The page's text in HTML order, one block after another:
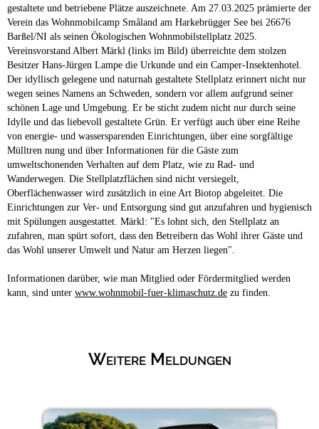
gestaltete und betriebene Plätze auszeichnete. Am 27.03.2025 prämierte der
Verein das Wohnmobilcamp Småland am Harkebrügger See bei 26676
Barßel/NI als seinen Ökologischen Wohnmobilstellplatz 2025.
Vereinsvorstand Albert Märkl (links im Bild) überreichte dem stolzen
Besitzer Hans-Jürgen Lampe die Urkunde und ein Camper-Insektenhotel.
Der idyllisch gelegene und naturnah gestaltete Stellplatz erinnert nicht nur
wegen seines Namens an Schweden, sondern vor allem aufgrund seiner
schönen Lage und Umgebung. Er be sticht zudem nicht nur durch seine
Idylle und das liebevoll gestaltete Grün. Er verfügt auch über eine Reihe
von energie- und wassersparenden Einrichtungen, über eine sorgfältige
Mülltren nung und über Informationen für die Gäste zum
umweltschonenden Verhalten auf dem Platz, wie zu Rad- und
Wanderwegen. Die Stellplatzflächen sind nicht versiegelt,
Oberflächenwasser wird zusätzlich in eine Art Biotop abgeleitet. Die
Einrichtungen zur Ver- und Entsorgung sind gut anzufahren und hygienisch
mit Spülungen ausgestattet. Märkl: "Es lohnt sich, den Stellplatz an
zufahren, man spürt sofort, dass den Betreibern das Wohl ihrer Gäste und
das Wohl unserer Umwelt und Natur am Herzen liegen".
Informationen darüber, wie man Mitglied oder Fördermitglied werden
kann, sind unter www.wohnmobil-fuer-klimaschutz.de zu finden.
Weitere Meldungen